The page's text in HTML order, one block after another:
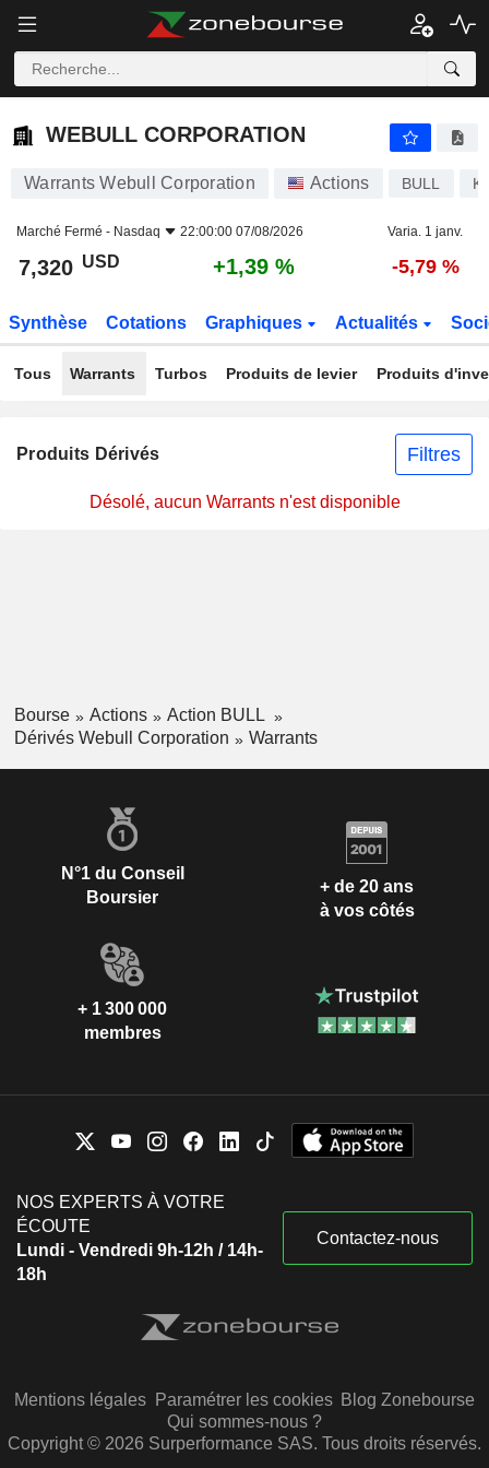
WEBULL CORPORATION
WEBULL CORPORATION
Warrants Webull Corporation Actions BULL
Marché Fermé - Nasdaq 22:00:00 07/08/2026 Varia. 1 janv.
7,320 USD +1,39 % -5,79 %
Synthèse Cotations Graphiques Actualités
Tous Warrants Turbos Produits de levier Produits
Produits Dérivés Filtres
Désolé, aucun Warrants n'est disponible
Bourse Actions
Action BULL
Dérivés Webull Corporation
Warrants
N°1 du Conseil
Boursier
+ de 20 ans
à vos côtés
+ 1 300 000
membres
NOS EXPERTS À VOTRE
ÉCOUTE
Lundi - Vendredi 9h-12h / 14h-
18h
Contactez-nous
Mentions légales Paramétrer les cookies Blog Zonebourse
Qui sommes-nous ?
Copyright © 2026 Surperformance SAS. Tous droits réservés.